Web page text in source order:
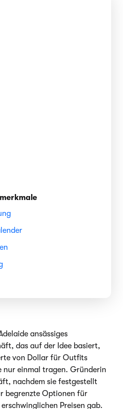
ansässiges
das auf der Idee basiert,
von Dollar für Outfits
nur einmal tragen. Gründerin
nachdem sie festgestellt
begrenzte Optionen für
Preisen gab.